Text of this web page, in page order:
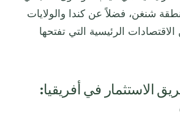
شنغن، فضلاً عن كندا والولايات
الرئيسية التي تفتحها
الاستثمار في أفريقيا: